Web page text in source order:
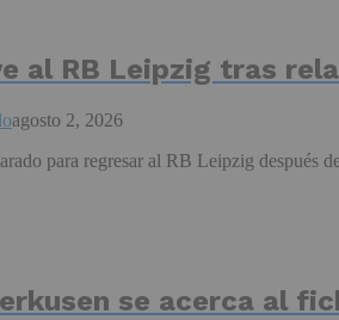
al RB Leipzig tras
agosto 2, 2026
para regresar al RB Leipzig después
se acerca al